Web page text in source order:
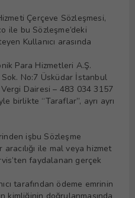
Çerçeve Sözleşmesi,
ile bu Sözleşme’deki
Kullanıcı arasında
Para Hizmetleri A.Ş.
No:7 Üsküdar İstanbul
Dairesi – 483 034 3157
birlikte “Taraflar”, ayrı ayrı
işbu Sözleşme
ile mal veya hizmet
faydalanan gerçek
tarafından ödeme emrinin